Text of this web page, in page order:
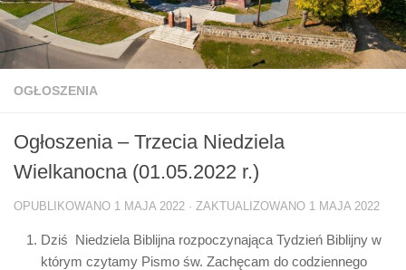
OGŁOSZENIA
Ogłoszenia – Trzecia Niedziela
Wielkanocna (01.05.2022 r.)
OPUBLIKOWANO 1 MAJA 2022 · ZAKTUALIZOWANO 1 MAJA 2022
Dziś Niedziela Biblijna rozpoczynająca Tydzień Biblijny w
którym czytamy Pismo św. Zachęcam do codziennego